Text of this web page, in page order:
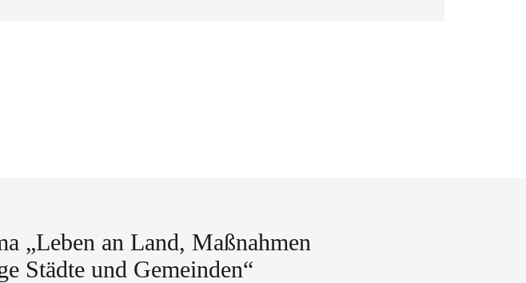
„Leben an Land, Maßnahmen
Städte und Gemeinden“